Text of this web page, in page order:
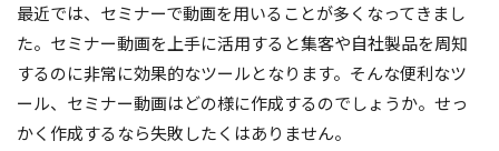
最近では、セミナーで動画を用いることが多くなってきまし
た。セミナー動画を上手に活用すると集客や自社製品を周知
するのに非常に効果的なツールとなります。そんな便利なツ
ール、セミナー動画はどの様に作成するのでしょうか。せっ
かく作成するなら失敗したくはありません。